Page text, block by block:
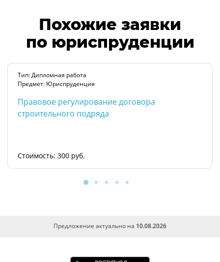
Похожие заявки
по юриспруденции
Тип: Дипломная работа
Предмет: Юриспруденция
Правовое регулирование договора
строительного подряда
Стоимость: 300 руб.
Предложение актуально на 10.08.2026